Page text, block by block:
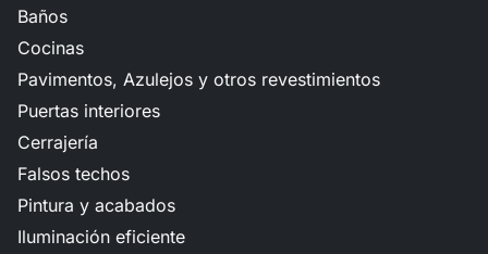
Baños
Cocinas
Pavimentos, Azulejos y otros revestimientos
Puertas interiores
Cerrajería
Falsos techos
Pintura y acabados
Iluminación eficiente